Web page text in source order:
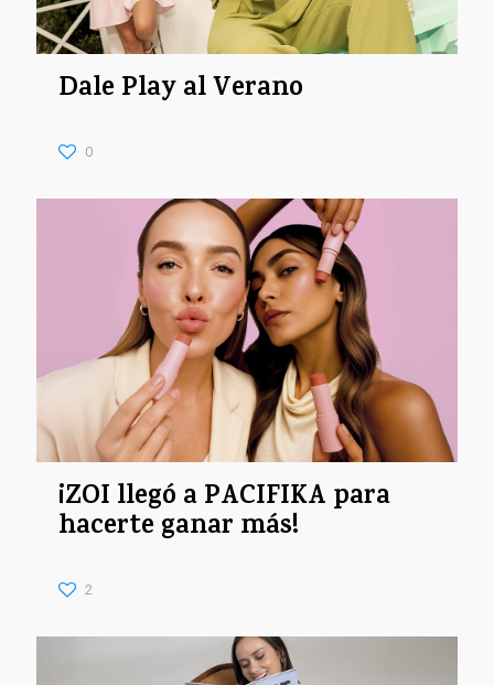
Dale Play al Verano
0
¡ZOI llegó a PACIFIKA para
hacerte ganar más!
2